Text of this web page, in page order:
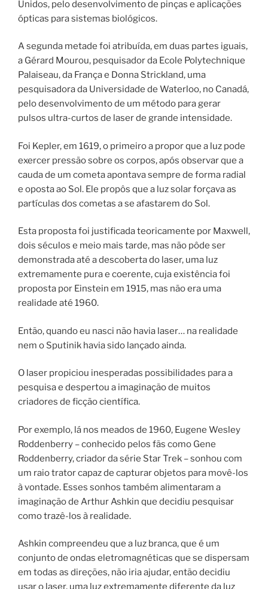
Unidos, pelo desenvolvimento de pinças e aplicações
ópticas para sistemas biológicos.
A segunda metade foi atribuída, em duas partes iguais,
a Gérard Mourou, pesquisador da Ecole Polytechnique
Palaiseau, da França e Donna Strickland, uma
pesquisadora da Universidade de Waterloo, no Canadá,
pelo desenvolvimento de um método para gerar
pulsos ultra-curtos de laser de grande intensidade.
Foi Kepler, em 1619, o primeiro a propor que a luz pode
exercer pressão sobre os corpos, após observar que a
cauda de um cometa apontava sempre de forma radial
e oposta ao Sol. Ele propôs que a luz solar forçava as
partículas dos cometas a se afastarem do Sol.
Esta proposta foi justificada teoricamente por Maxwell,
dois séculos e meio mais tarde, mas não pôde ser
demonstrada até a descoberta do laser, uma luz
extremamente pura e coerente, cuja existência foi
proposta por Einstein em 1915, mas não era uma
realidade até 1960.
Então, quando eu nasci não havia laser… na realidade
nem o Sputinik havia sido lançado ainda.
O laser propiciou inesperadas possibilidades para a
pesquisa e despertou a imaginação de muitos
criadores de ficção científica.
Por exemplo, lá nos meados de 1960, Eugene Wesley
Roddenberry – conhecido pelos fãs como Gene
Roddenberry, criador da série Star Trek – sonhou com
um raio trator capaz de capturar objetos para movê-los
à vontade. Esses sonhos também alimentaram a
imaginação de Arthur Ashkin que decidiu pesquisar
como trazê-los à realidade.
Ashkin compreendeu que a luz branca, que é um
conjunto de ondas eletromagnéticas que se dispersam
em todas as direções, não iria ajudar, então decidiu
usar o laser, uma luz extremamente diferente da luz